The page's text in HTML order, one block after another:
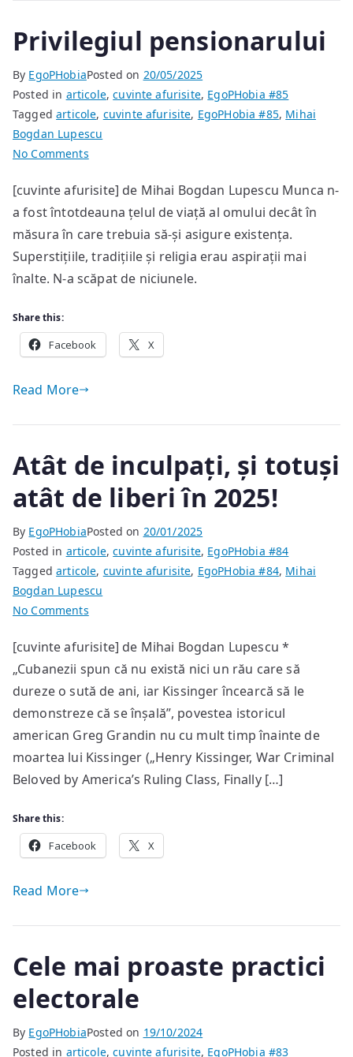
Privilegiul pensionarului
By EgoPHobiaPosted on 20/05/2025
Posted in articole,cuvinte afurisite, EgoPHobia #85
Taggedarticole, cuvinte afurisite, EgoPHobia #85, Mihai
Bogdan Lupescu
No Commentson
pensionarului
[cuvinte afurisite] de Mihai Bogdan Lupescu Munca n-
a fost întotdeauna țelul de viață al omului decât în
măsura în care trebuia să-și asigure existența.
Superstițiile, tradițiile și religia erau aspirații mai
înalte. N-a scăpat de niciunele.
Share this:
Facebook X
Read More
Atât de inculpați, și totuși
atât de liberi în 2025!
By EgoPHobiaPosted on 20/01/2025
Posted in articole,cuvinte afurisite, EgoPHobia #84
Taggedarticole, cuvinte afurisite, EgoPHobia #84, Mihai
Bogdan Lupescu
No Commentson
de
inculpați,
și
totuși
atât
de
liberi
în
[cuvinte afurisite] de Mihai Bogdan Lupescu *
„Cubanezii spun că nu există nici un rău care să
dureze o sută de ani, iar Kissinger încearcă să le
demonstreze că se înșală”, povestea istoricul
american Greg Grandin nu cu mult timp înainte de
moartea lui Kissinger („Henry Kissinger, War Criminal
Beloved by America’s Ruling Class, Finally […]
Share this:
Facebook X
Read More
Cele mai proaste practici
electorale
By EgoPHobiaPosted on 19/10/2024
Posted in articole,cuvinte afurisite, EgoPHobia #83